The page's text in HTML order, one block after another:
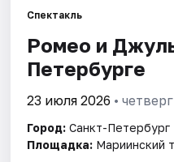
Города
Площадки
Рейтинги
Спектакль
Ромео и
Петербурге
23 июля 2026 •
Город: Санкт-Петербург
Площадка: Мариинский